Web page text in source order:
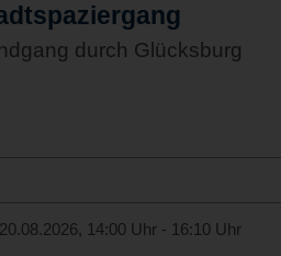
durch Glücksburg
14:00 Uhr - 16:10 Uhr